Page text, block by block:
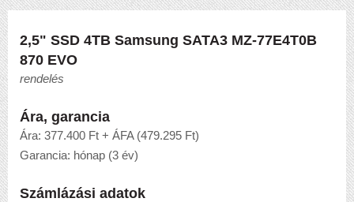
2,5" SSD 4TB Samsung SATA3 MZ-77E4T0B
870 EVO
rendelés
Ára, garancia
Ára: 377.400 Ft + ÁFA (479.295 Ft)
Garancia: hónap (3 év)
Számlázási adatok